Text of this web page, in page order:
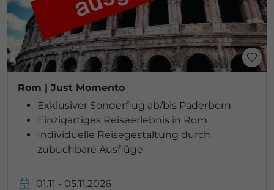
Rom | Just Momento
Exklusiver Sonderflug ab/bis Paderborn
Einzigartiges Reiseerlebnis in Rom
Individuelle Reisegestaltung durch
zubuchbare Ausflüge
01.11 - 05.11.2026